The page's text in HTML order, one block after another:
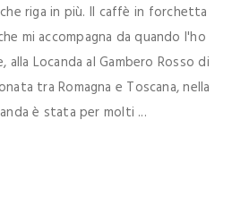
riga in più. Il caffè in forchetta
mi accompagna da quando l'ho
Locanda al Gambero Rosso di
tra Romagna e Toscana, nella
è stata per molti ...